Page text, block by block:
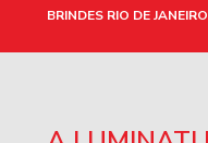
BRINDES RIO DE